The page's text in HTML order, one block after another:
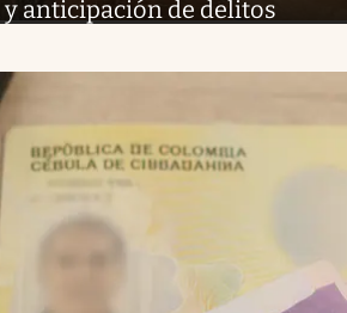
anticipación de delitos